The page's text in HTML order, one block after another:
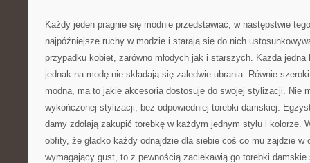
Każdy jeden pragnie się modnie przedstawiać, w następstwie
najpóźniejsze ruchy w modzie i starają się do nich
przypadku kobiet, zarówno młodych jak i starszych. Każda
jednak na modę nie składają się zaledwie ubrania. Równie
modna, ma to jakie akcesoria dostosuje do swojej stylizacji. Nie
wykończonej stylizacji, bez odpowiedniej torebki damskiej.
damy zdołają zakupić torebkę w każdym jednym stylu i kolorze.
obfity, że gładko każdy odnajdzie dla siebie coś co mu zajdzie w
wymagający gust, to z pewnością zaciekawią go torebki damskie